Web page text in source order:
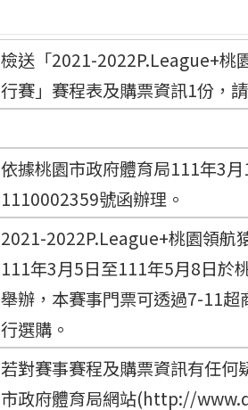
檢送「2021-2022P.League+桃
行賽」賽程表及購票資訊1份，
依據桃園市政府體育局111年3
1110002359號函辦理。
2021-2022P.League+桃園領航
111年3月5日至111年5月8日於
舉辦，本賽事門票可透過7-11
行選購。
若對賽事賽程及購票資訊有任何
市政府體育局網站(http://